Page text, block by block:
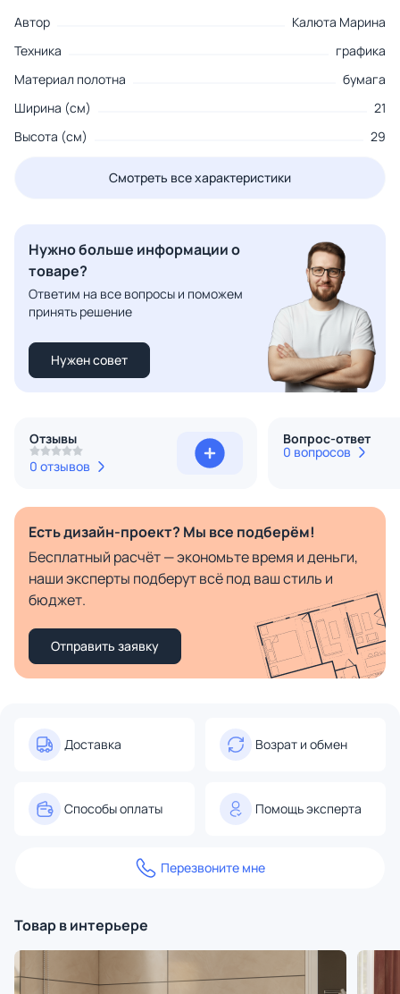
Автор
Калюта Марина
Техника
графика
Материал полотна
бумага
Ширина (см)
21
Высота (см)
29
Смотреть все характеристики
Нужно больше информации о
товаре?
Ответим на все вопросы и поможем
принять решение
Нужен совет
Отзывы
0 отзывов
Вопрос-ответ
0 вопросов
Есть дизайн-проект? Мы все подберём!
Бесплатный расчёт — экономьте время и деньги,
наши эксперты подберут всё под ваш стиль и
бюджет.
Отправить заявку
Доставка Возрат и обмен
Способы оплаты Помощь эксперта
Перезвоните мне
Товар в интерьере